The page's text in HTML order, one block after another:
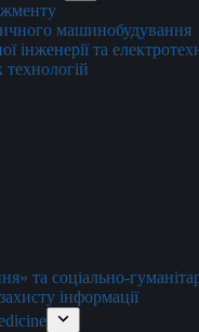
машинобудування
інженерії та
технологій
та соціально-
інформації